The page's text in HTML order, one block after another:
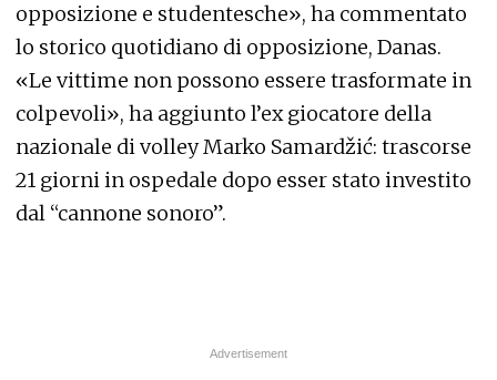
opposizione e studentesche», ha commentato
lo storico quotidiano di opposizione, Danas.
«Le vittime non possono essere trasformate in
colpevoli», ha aggiunto l’ex giocatore della
nazionale di volley Marko Samardžić: trascorse
21 giorni in ospedale dopo esser stato investito
dal “cannone sonoro”.